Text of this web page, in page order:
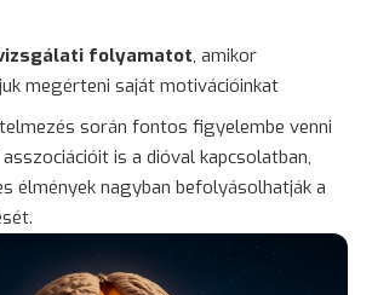
folyamatot, amikor
megérteni saját motivációinkat
során fontos figyelembe venni
is a dióval kapcsolatban,
élmények nagyban befolyásolhatják a